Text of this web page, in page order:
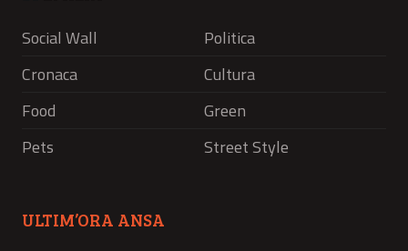
Social Wall
Politica
Cronaca
Cultura
Food
Green
Pets
Street Style
ULTIM’ORA ANSA